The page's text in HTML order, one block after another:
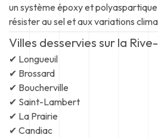
un système époxy et
résister au sel et aux variations
Villes desservies sur la
✔ Longueuil
✔ Brossard
✔ Boucherville
✔ Saint-Lambert
✔ La Prairie
✔ Candiac